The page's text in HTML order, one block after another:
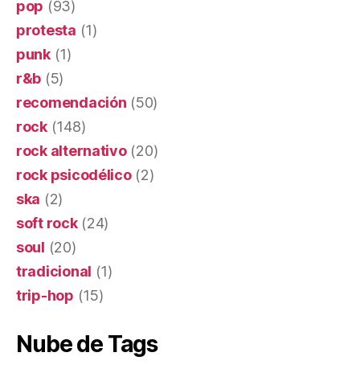
pop (93)
protesta (1)
punk(1)
r&b (5)
recomendación (50)
rock(148)
rock alternativo(20)
rock psicodélico(2)
ska (2)
soft rock(24)
soul (20)
tradicional (1)
trip-hop (15)
Nube de Tags